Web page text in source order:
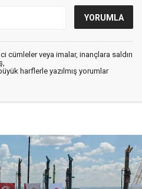
cümleler veya imalar, inançlara saldırı
harflerle yazılmış yorumlar